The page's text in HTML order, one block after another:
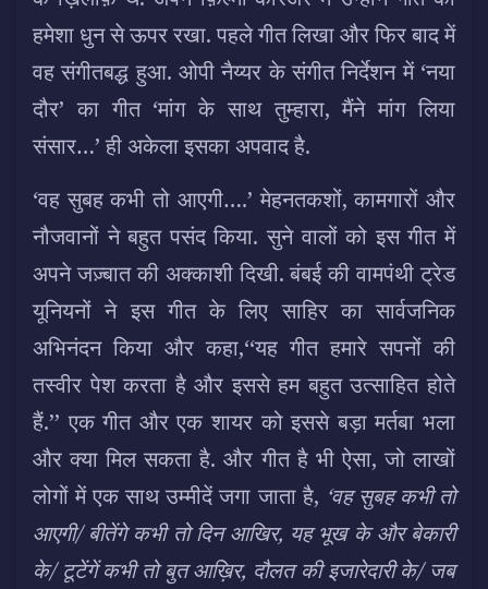
हमेशा धुन से ऊपर रखा. पहले गीत लिखा और फिर बाद में
वह संगीतबद्ध हुआ. ओपी नैय्यर के संगीत निर्देशन में ‘नया
दौर’ का गीत ‘मांग के साथ तुम्हारा, मैंने मांग लिया
संसार…’ ही अकेला इसका अपवाद है.
‘वह सुबह कभी तो आएगी….’ मेहनतकशों, कामगारों और
नौजवानों ने बहुत पसंद किया. सुने वालों को इस गीत में
अपने जज़्बात की अक्काशी दिखी. बंबई की वामपंथी ट्रेड
यूनियनों ने इस गीत के लिए साहिर का सार्वजनिक
अभिनंदन किया और कहा,‘‘यह गीत हमारे सपनों की
तस्वीर पेश करता है और इससे हम बहुत उत्साहित होते
हैं.’’ एक गीत और एक शायर को इससे बड़ा मर्तबा भला
और क्या मिल सकता है. और गीत है भी ऐसा, जो लाखों
लोगों में एक साथ उम्मीदें जगा जाता है, ‘वह सुबह कभी तो
आएगी/ बीतेंगे कभी तो दिन आखिर, यह भूख के और बेकारी
के/ टूटेंगें कभी तो बुत आख़िर, दौलत की इजारेदारी के/ जब